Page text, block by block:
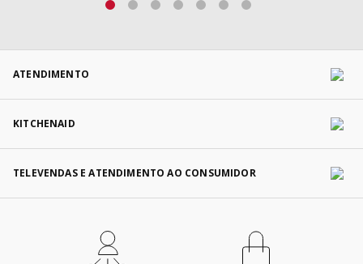
ATENDIMENTO
KITCHENAID
TELEVENDAS E ATENDIMENTO AO CONSUMIDOR